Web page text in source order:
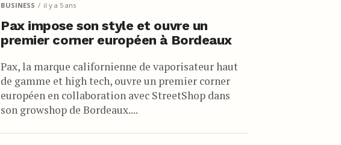
BUSINESS il y a 5 ans
Pax impose son style et ouvre un
premier corner européen à Bordeaux
Pax, la marque californienne de vaporisateur haut
de gamme et high tech, ouvre un premier corner
européen en collaboration avec StreetShop dans
son growshop de Bordeaux....